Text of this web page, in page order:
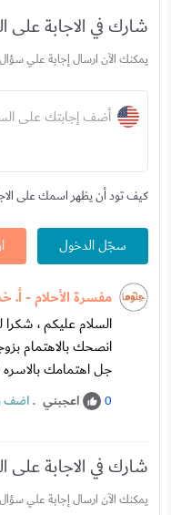
شارك في الاجابة على
يمكنك الآن ارسال إجابة علي سؤال
أضف إجابتك على
كيف تود أن يظهر اسمك على
سجّل الدخول
مفسرة الأحلام - أ.
السلام عليكم ،
انصحك بالاهتمام
جل اهتمامك بالاسره
0 اعجبني .اضف
شارك في الاجابة على
يمكنك الآن ارسال إجابة علي سؤال